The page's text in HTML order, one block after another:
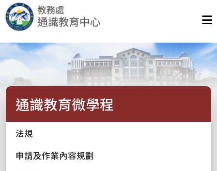
通識教育微學程
法規
申請及作業內容規劃